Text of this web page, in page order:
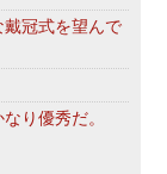
冠式を望んで
り優秀だ。